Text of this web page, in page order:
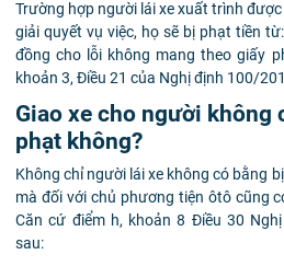
Trường hợp người lái xe xuất trình
giải quyết vụ việc, họ sẽ bị phạt tiền
đồng cho lỗi không mang theo giấy
khoản 3, Điều 21 của Nghị định 100/
Giao xe cho người không
phạt không?
Không chỉ người lái xe không có bằng
mà đối với chủ phương tiện ôtô cũng
Căn cứ điểm h, khoản 8 Điều 30
sau: